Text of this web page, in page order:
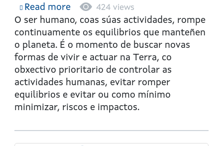
Read moreabout
A
xestión
sostible
da
Terra
424 views
O ser humano, coas súas actividades, rompe
continuamente os equilibrios que manteñen
o planeta. É o momento de buscar novas
formas de vivir e actuar na Terra, co
obxectivo prioritario de controlar as
actividades humanas, evitar romper
equilibrios e evitar ou como mínimo
minimizar, riscos e impactos.